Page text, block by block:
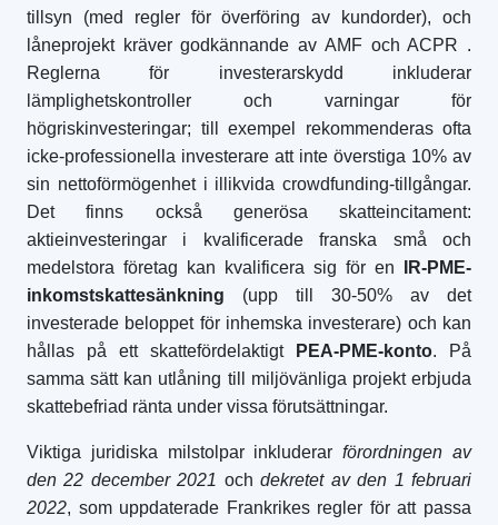
tillsyn (med regler för överföring av kundorder), och
låneprojekt kräver godkännande av AMF och ACPR .
Reglerna för investerarskydd inkluderar
lämplighetskontroller och varningar för
högriskinvesteringar; till exempel rekommenderas ofta
icke-professionella investerare att inte överstiga 10% av
sin nettoförmögenhet i illikvida crowdfunding-tillgångar.
Det finns också generösa skatteincitament:
aktieinvesteringar i kvalificerade franska små och
medelstora företag kan kvalificera sig för en
IR-PME-
inkomstskattesänkning (upp till 30-50% av det
investerade beloppet för inhemska investerare) och kan
hållas på ett skattefördelaktigt
PEA-PME-konto. På
samma sätt kan utlåning till miljövänliga projekt erbjuda
skattebefriad ränta under vissa förutsättningar.
Viktiga juridiska milstolpar inkluderarförordningen av
den 22 december 2021 ochdekretet av den 1 februari
2022, som uppdaterade Frankrikes regler för att passa